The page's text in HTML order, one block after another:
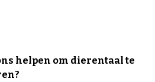
helpen om dierentaal te